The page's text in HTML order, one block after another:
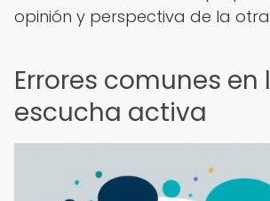
opinión y perspectiva de la
Errores comunes en
escucha activa